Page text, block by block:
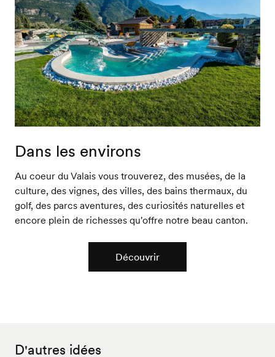
Dans les environs
Au coeur du Valais vous trouverez, des musées, de la
culture, des vignes, des villes, des bains thermaux, du
golf, des parcs aventures, des curiosités naturelles et
encore plein de richesses qu'offre notre beau canton.
Découvrir
D'autres idées